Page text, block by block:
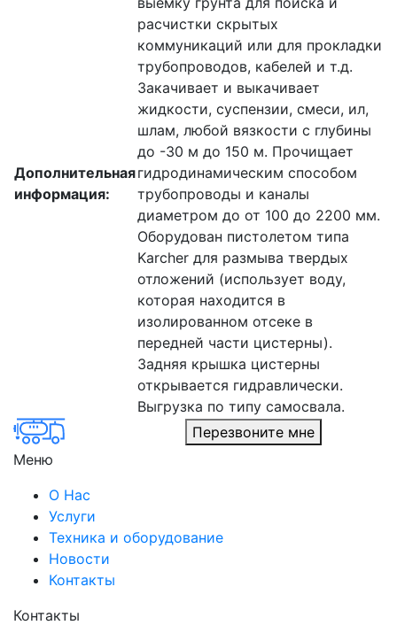
Дополнительная
информация:
расчистки скрытых
коммуникаций или для прокладки
трубопроводов, кабелей и т.д.
Закачивает и выкачивает
жидкости, суспензии, смеси, ил,
шлам, любой вязкости с глубины
до -30 м до 150 м. Прочищает
гидродинамическим способом
трубопроводы и каналы
диаметром до от 100 до 2200 мм.
Оборудован пистолетом типа
Karcher для размыва твердых
отложений (использует воду,
которая находится в
изолированном отсеке в
передней части цистерны).
Задняя крышка цистерны
открывается гидравлически.
Выгрузка по типу самосвала.
Перезвоните мне
Меню
О Нас
Услуги
Техника и оборудование
Новости
Контакты
Контакты